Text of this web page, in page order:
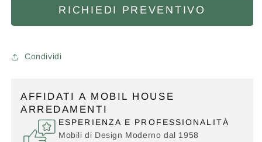
RICHIEDI PREVENTIVO
Condividi
AFFIDATI A MOBIL HOUSE
ARREDAMENTI
ESPERIENZA E PROFESSIONALITÀ
Mobili di Design Moderno dal 1958